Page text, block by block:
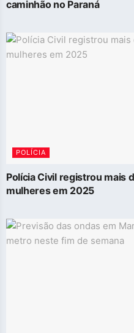
caminhão no Paraná
POLÍCIA
Polícia Civil registrou mais
mulheres em 2025